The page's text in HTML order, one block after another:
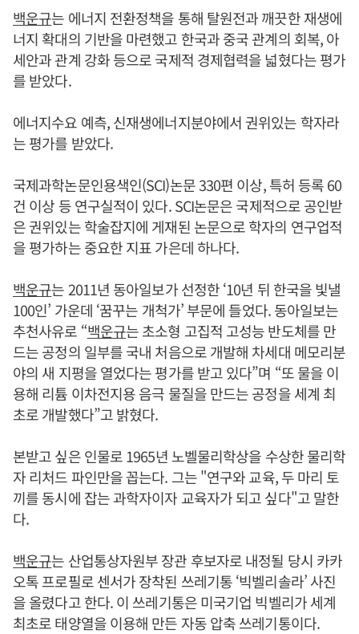
백운규는 에너지 전환정책을 통해 탈원전과 깨끗한 재생에
너지 확대의 기반을 마련했고 한국과 중국 관계의 회복, 아
세안과 관계 강화 등으로 국제적 경제협력을 넓혔다는 평가
를 받았다.
에너지수요 예측, 신재생에너지분야에서 권위있는 학자라
는 평가를 받았다.
국제과학논문인용색인(SCI)논문 330편 이상, 특허 등록 60
건 이상 등 연구실적이 있다. SCI논문은 국제적으로 공인받
은 권위있는 학술잡지에 게재된 논문으로 학자의 연구업적
을 평가하는 중요한 지표 가은데 하나다.
백운규는 2011년 동아일보가 선정한 ‘10년 뒤 한국을 빛낼
100인’ 가운데 ‘꿈꾸는 개척가’ 부문에 들었다. 동아일보는
추천사유로 “백운규는 초소형 고집적 고성능 반도체를 만
드는 공정의 일부를 국내 처음으로 개발해 차세대 메모리분
야의 새 지평을 열었다는 평가를 받고 있다”며 “또 물을 이
용해 리튬 이차전지용 음극 물질을 만드는 공정을 세계 최
초로 개발했다”고 밝혔다.
본받고 싶은 인물로 1965년 노벨물리학상을 수상한 물리학
자 리처드 파인만을 꼽는다. 그는 "연구와 교육, 두 마리 토
끼를 동시에 잡는 과학자이자 교육자가 되고 싶다"고 말한
다.
백운규는 산업통상자원부 장관 후보자로 내정될 당시 카카
오톡 프로필로 센서가 장착된 쓰레기통 ‘빅벨리솔라’ 사진
을 올렸다고 한다. 이 쓰레기통은 미국기업 빅벨리가 세계
최초로 태양열을 이용해 만든 자동 압축 쓰레기통이다.